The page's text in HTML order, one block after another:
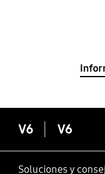
V6 V6
Soluciones y